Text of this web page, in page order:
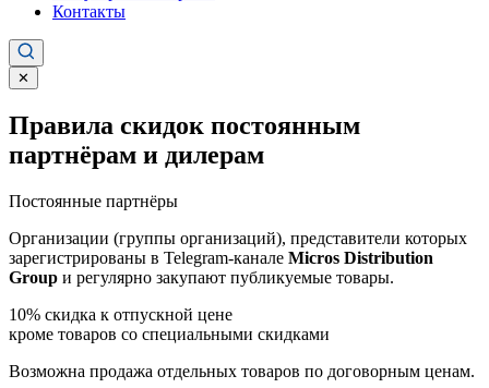
Контакты
✕
Правила скидок постоянным
партнёрам и дилерам
Постоянные партнёры
Организации (группы организаций), представители которых
зарегистрированы в Telegram-канале Micros Distribution
Group и регулярно закупают публикуемые товары.
10% скидка к отпускной цене
кроме товаров со специальными скидками
Возможна продажа отдельных товаров по договорным ценам.